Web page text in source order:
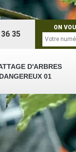
D'ARBRES
DANGEREUX 01
35
ON